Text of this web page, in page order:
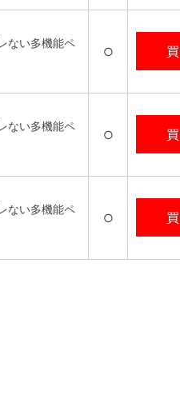
ない多機能ペ
○
ない多機能ペ
○
ない多機能ペ
○